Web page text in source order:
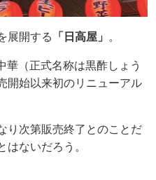
展開する 「日高屋」 。
華（正式名称は黒酢しょう
開始以来初のリニューアル
り次第販売終了とのことだ
はないだろう。